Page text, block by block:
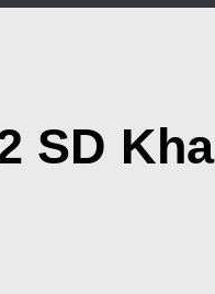
SD